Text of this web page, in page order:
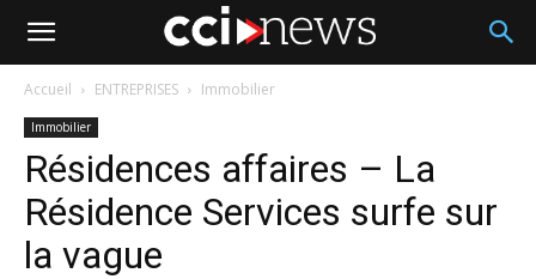
Accueil ENTREPRISES Immobilier
Immobilier
Résidences affaires – La
Résidence Services surfe sur
la vague